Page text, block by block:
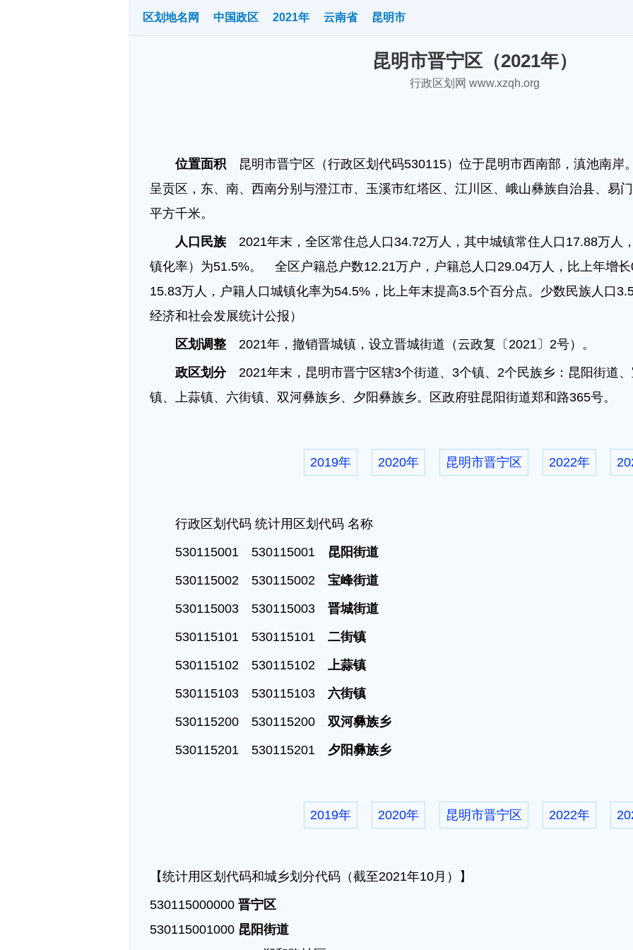
区划地名网 中国政区 2021年 云南省 昆明市
昆明市晋宁区（2021年）
行政区划网 www.xzqh.org
位置面积 昆明市晋宁区（行政区划代码530115）位于昆明市西南部，滇池南岸
呈贡区，东、南、西南分别与澄江市、玉溪市红塔区、江川区、峨山彝族自治县、易
平方千米。
人口民族 2021年末，全区常住总人口34.72万人，其中城镇常住人口17.88万人
镇化率）为51.5%。 全区户籍总户数12.21万户，户籍总人口29.04万人，比上年增
15.83万人，户籍人口城镇化率为54.5%，比上年末提高3.5个百分点。少数民族人口
经济和社会发展统计公报）
区划调整 2021年，撤销晋城镇，设立晋城街道（云政复〔2021〕2号）。
政区划分2021年末，昆明市晋宁区辖3个街道、3个镇、2个民族乡：昆阳街道
镇、上蒜镇、六街镇、双河彝族乡、夕阳彝族乡。区政府驻昆阳街道郑和路365号。
2019年 2020年 昆明市晋宁区 2022年
行政区划代码 统计用区划代码 名称
530115001 530115001 昆阳街道
530115002 530115002 宝峰街道
530115003 530115003 晋城街道
530115101 530115101 二街镇
530115102 530115102 上蒜镇
530115103 530115103 六街镇
530115200 530115200 双河彝族乡
530115201 530115201 夕阳彝族乡
2019年 2020年 昆明市晋宁区 2022年
【统计用区划代码和城乡划分代码（截至2021年10月）】
530115000000 晋宁区
530115001000 昆阳街道